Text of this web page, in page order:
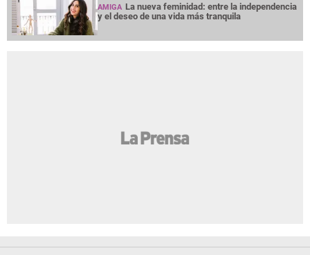
AMIGA La nueva feminidad: entre la independencia
y el deseo de una vida más tranquila